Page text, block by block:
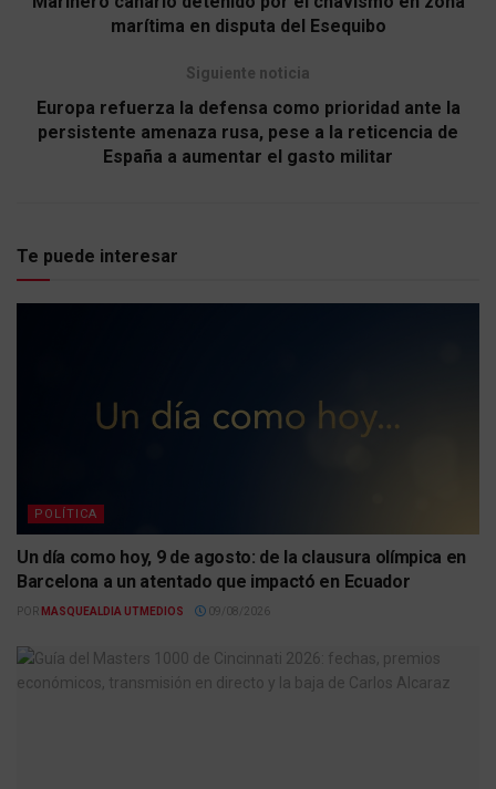
marítima en disputa del Esequibo
Siguiente noticia
Europa refuerza la defensa como prioridad ante la
persistente amenaza rusa, pese a la reticencia de
España a aumentar el gasto militar
Te puede interesar
POLÍTICA
Un día como hoy, 9 de agosto: de la clausura olímpica en
Barcelona a un atentado que impactó en Ecuador
POR MASQUEALDIA UTMEDIOS 09/08/2026